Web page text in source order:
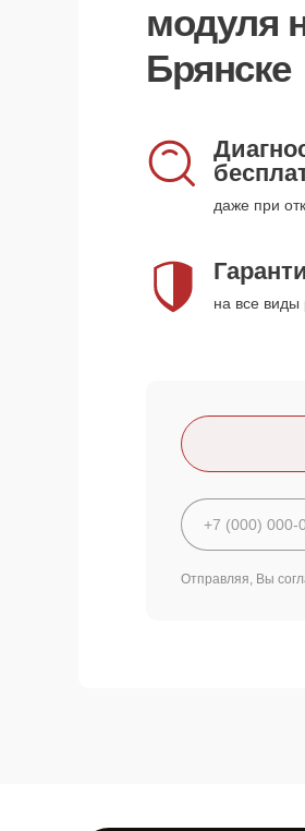
модуля
Брянске
даже при
на все виды
Отправляя, Вы